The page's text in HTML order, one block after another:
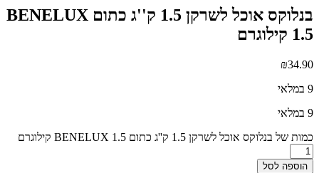
בנלוקס אוכל לשרקן 1.5 ק''ג כתום BENELUX
1.5 קילוגרם
₪34.90
9 במלאי
9 במלאי
כמות של בנלוקס אוכל לשרקן 1.5 ק''ג כתום BENELUX 1.5 קילוגרם
הוספה לסל